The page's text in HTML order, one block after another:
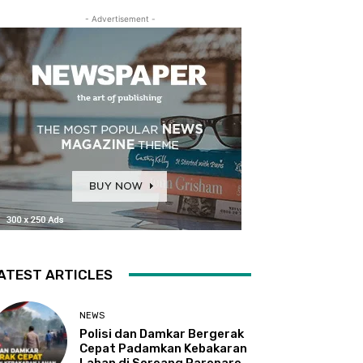
- Advertisement -
ARTICLES
NEWS
Polisi dan Damkar Bergerak
Cepat Padamkan Kebakaran